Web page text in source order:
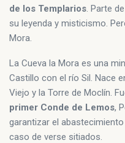
de los Templarios. Parte
su leyenda y misticismo.
Mora.
La Cueva la Mora es una
Castillo con el río Sil. Nace
Viejo y la Torre de Moclín.
primer Conde de Lemos,
garantizar el
caso de verse sitiados.